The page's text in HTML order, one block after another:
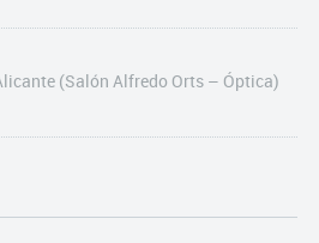
(Salón Alfredo Orts – Óptica)